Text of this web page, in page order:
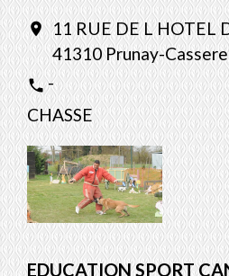
location_on 11 RUE DE L HOTEL
41310 Prunay-
phone-
CHASSE
EDUCATION SPORT